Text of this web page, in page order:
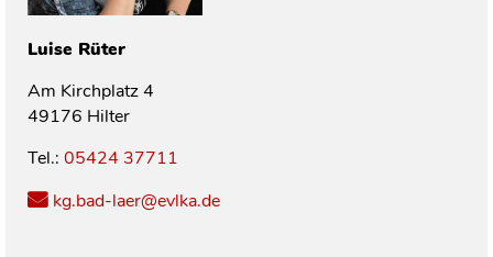
Luise Rüter
Am Kirchplatz 4
49176 Hilter
Tel.: 05424 37711
kg.bad-laer@evlka.de